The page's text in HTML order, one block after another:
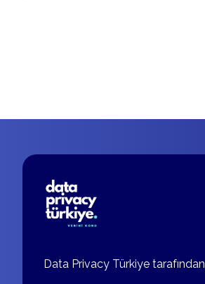
Data Privacy Türkiye